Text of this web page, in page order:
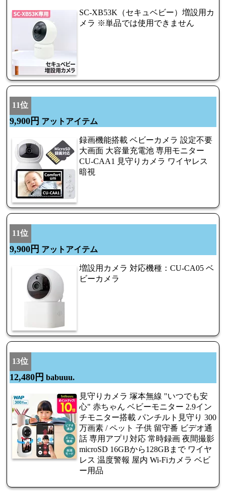
SC-XB53K（セキュベビー）増設用カ
メラ ※単品では使用できません
11位
9,900円 アットアイテム
録画機能搭載 ベビーカメラ 設定不要
大画面 大容量充電池 専用モニター
CU-CAA1 見守りカメラ ワイヤレス
暗視
11位
9,900円 アットアイテム
増設用カメラ 対応機種：CU-CA05 ベ
ビーカメラ
13位
12,480円 babuuu.
見守りカメラ 塚本無線 "いつでも安
心" 赤ちゃん ベビーモニター 2.9イン
チモニター搭載 パンチルト見守り 300
万画素 / ペット 子供 留守番 ビデオ通
話 専用アプリ対応 常時録画 夜間撮影
microSD 16GBから128GBまで ワイヤ
レス 温度警報 屋内 Wi-Fiカメラ ベビ
ー用品